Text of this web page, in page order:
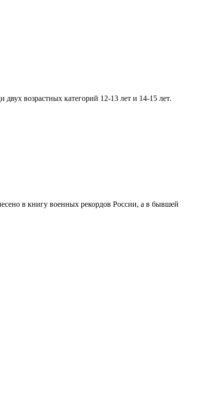
возрастных категорий 12-13 лет и 14-15 лет.
в книгу военных рекордов России, а в бывшей